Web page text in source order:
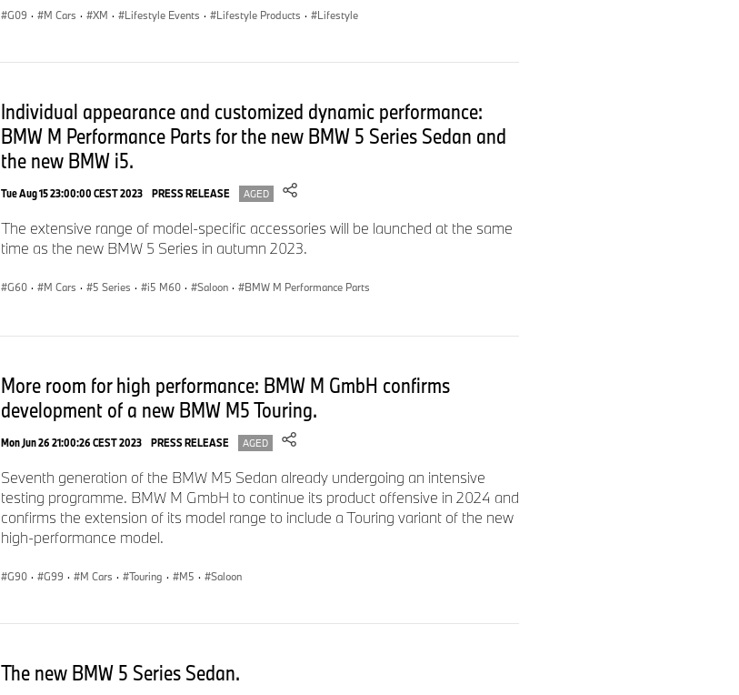
G09 · M Cars · XM · Lifestyle Events · Lifestyle Products · Lifestyle
Individual appearance and customized dynamic performance:
BMW M Performance Parts for the new BMW 5 Series Sedan and
the new BMW i5.
Tue Aug 15 23:00:00 CEST 2023 PRESS RELEASE AGED
The extensive range of model-specific accessories will be launched at the same
time as the new BMW 5 Series in autumn 2023.
G60 · M Cars · 5 Series · i5 M60 · Saloon · BMW M Performance Parts
More room for high performance: BMW M GmbH confirms
development of a new BMW M5 Touring.
Mon Jun 26 21:00:26 CEST 2023 PRESS RELEASE AGED
Seventh generation of the BMW M5 Sedan already undergoing an intensive
testing programme. BMW M GmbH to continue its product offensive in 2024 and
confirms the extension of its model range to include a Touring variant of the new
high-performance model.
G90 · G99 · M Cars · Touring · M5 · Saloon
The new BMW 5 Series Sedan.